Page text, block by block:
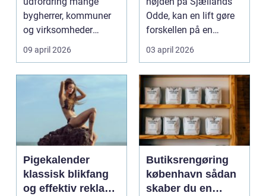
bygherrer, kommuner
og virksomheder
møder, når gamle
industrig...
09 april 2026
Odde, kan en lift gøre
forskellen på en
besværlig og en ov...
03 april 2026
Pigekalender
klassisk blikfang
og effektiv reklame
Butiksrengøring
københavn sådan
skaber du en